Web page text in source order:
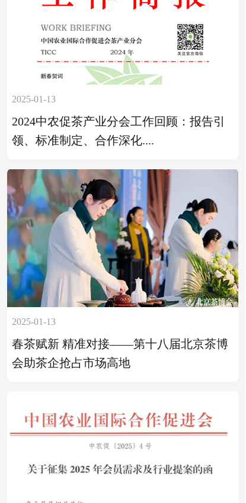
2025-01-13
2024中农促茶产业分会工作回顾：报告引
领、标准制定、合作深化....
2025-01-13
春茶赋新 精准对接——第十八届北京茶博
会助茶企抢占市场高地